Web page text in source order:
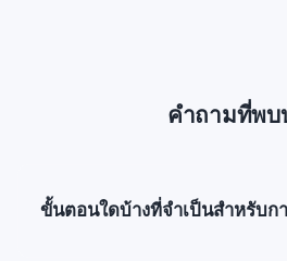
คำถามที่พบ
ขั้นตอนใดบ้างที่จำเป็นสำหรับก